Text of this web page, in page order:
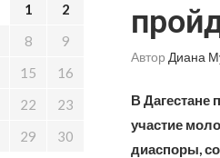
Автор Диана
В Дагестане
участие
диаспоры,
1
2
8
9
15
16
22
23
29
30